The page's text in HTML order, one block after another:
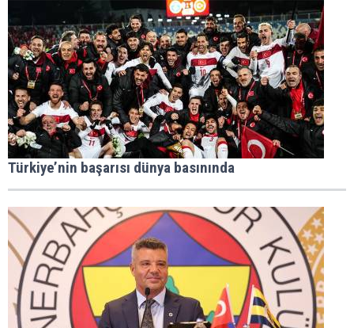
Türkiye’nin başarısı dünya basınında